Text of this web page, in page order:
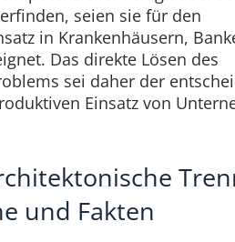
seien sie für den
in Krankenhäusern,
Das direkte Lösen des
sei daher der
Einsatz von
und Fakten